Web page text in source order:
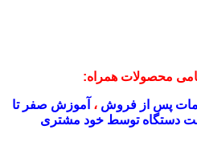
محصولات همراه:
پس از فروش ، آموزش صفر تا
دستگاه توسط خود مشتری